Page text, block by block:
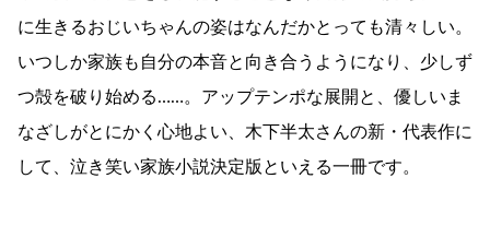
に生きるおじいちゃんの姿はなんだかとっても清々しい。
いつしか家族も自分の本音と向き合うようになり、少しず
つ殻を破り始める……。アップテンポな展開と、優しいま
なざしがとにかく心地よい、木下半太さんの新・代表作に
して、泣き笑い家族小説決定版といえる一冊です。